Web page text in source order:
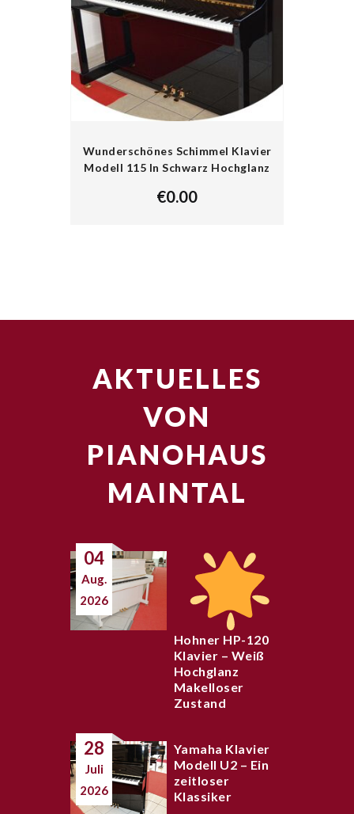
Wunderschönes Schimmel Klavier
Modell 115 In Schwarz Hochglanz
€0.00
AKTUELLES
VON
PIANOHAUS
MAINTAL
04
Aug.
2026
Hohner HP-120
Klavier – Weiß
Hochglanz
Makelloser
Zustand
28
Juli
2026
Yamaha Klavier
Modell U2 – Ein
zeitloser
Klassiker